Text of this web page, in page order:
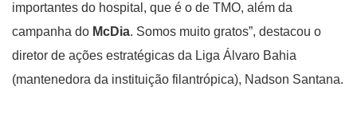
importantes do hospital, que é o de TMO, além da
campanha do McDia. Somos muito gratos”, destacou o
diretor de ações estratégicas da Liga Álvaro Bahia
(mantenedora da instituição filantrópica), Nadson Santana.